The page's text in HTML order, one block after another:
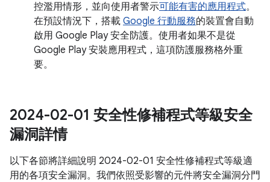
控濫用情形，並向使用者警示可能有害的應用程式。
在預設情況下，搭載 Google 行動服務的裝置會自動
啟用 Google Play 安全防護。使用者如果不是從
Google Play 安裝應用程式，這項防護服務格外重
要。
2024-02-01 安全性修補程式等級安全
漏洞詳情
以下各節將詳細說明 2024-02-01 安全性修補程式等級適
用的各項安全漏洞。我們依照受影響的元件將安全漏洞分門